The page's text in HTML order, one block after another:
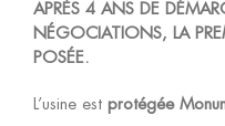
APRÈS 4 ANS DE
NÉGOCIATIONS, LA
POSÉE.
L’usine est protégée